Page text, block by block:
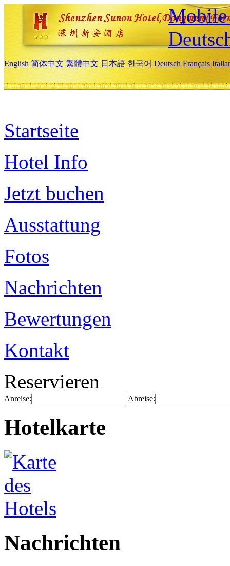
Mobile
English 简体中文 繁體中文 日本語 한국어 Deutsch Français
Startseite
Hotel Info
Jetzt buchen
Ausstattung
Fotos
Nachrichten
Bewertungen
Kontakt
Reservieren
Anreise: Abreise:
Hotelkarte
Nachrichten